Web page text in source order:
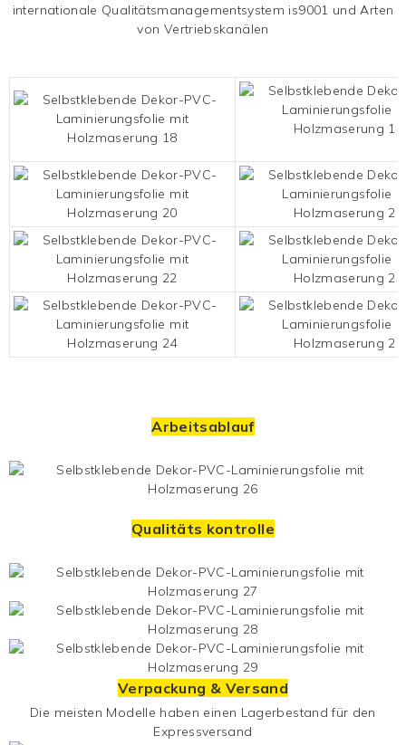
internationale Qualitätsmanagementsystem is9001 und Arten
von Vertriebskanälen
Arbeitsablauf
Qualitäts kontrolle
Verpackung & Versand
Die meisten Modelle haben einen Lagerbestand für den
Expressversand